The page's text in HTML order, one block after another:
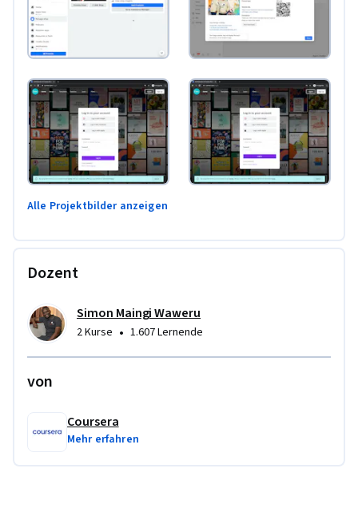
Alle Projektbilder anzeigen
Dozent
Simon Maingi Waweru
2 Kurse • 1.607 Lernende
von
Coursera
Mehr erfahren